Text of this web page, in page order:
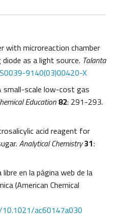
with microreaction chamber
as a light source. Talanta
9140(03)00420-X
small-scale low-cost gas
Education 82: 291-293.
acid reagent for
Analytical Chemistry31:
en la página web de la
(American Chemical
ac60147a030